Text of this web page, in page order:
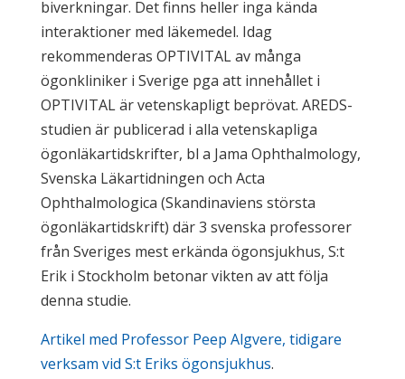
biverkningar. Det finns heller inga kända
interaktioner med läkemedel. Idag
rekommenderas OPTIVITAL av många
ögonkliniker i Sverige pga att innehållet i
OPTIVITAL är vetenskapligt beprövat. AREDS-
studien är publicerad i alla vetenskapliga
ögonläkartidskrifter, bl a Jama Ophthalmology,
Svenska Läkartidningen och Acta
Ophthalmologica (Skandinaviens största
ögonläkartidskrift) där 3 svenska professorer
från Sveriges mest erkända ögonsjukhus, S:t
Erik i Stockholm betonar vikten av att följa
denna studie.
Artikel med Professor Peep Algvere, tidigare
verksam vid S:t Eriks ögonsjukhus.